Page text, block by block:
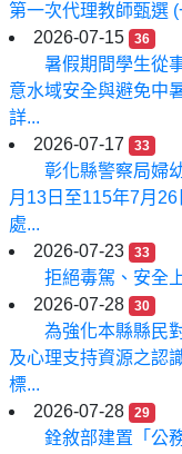
第一次代理教師甄選
2026-07-15
36
暑假期間學生從
意水域安全與避免中
詳...
2026-07-17
33
彰化縣警察局婦
月13日至115年7月
處...
2026-07-23
33
拒絕毒駕、安全
2026-07-28
30
為強化本縣縣民
及心理支持資源之認
標...
2026-07-28
29
銓敘部建置「公